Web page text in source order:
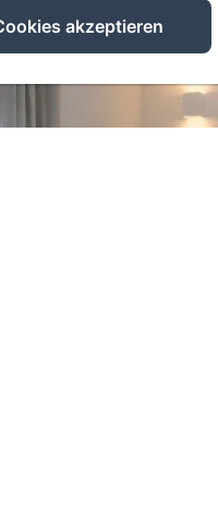
akzeptieren